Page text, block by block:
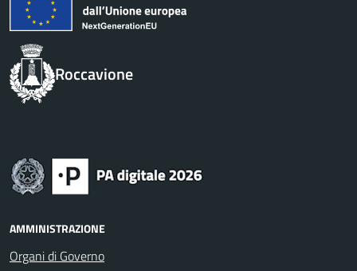
Roccavione
AMMINISTRAZIONE
Organi di Governo